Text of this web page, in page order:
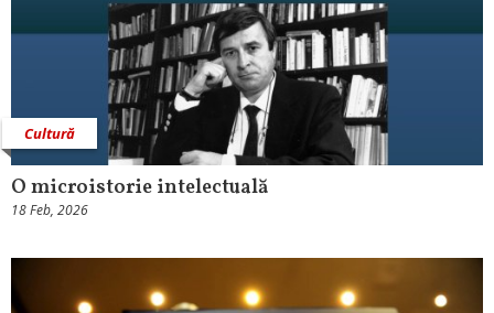
Cultură
O microistorie intelectuală
18 Feb, 2026